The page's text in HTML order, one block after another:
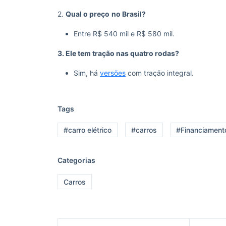
2. Qual o preço no Brasil?
Entre R$ 540 mil e R$ 580 mil.
3. Ele tem tração nas quatro rodas?
Sim, há versões com tração integral.
Tags
#carro elétrico #carros
Categorias
Carros